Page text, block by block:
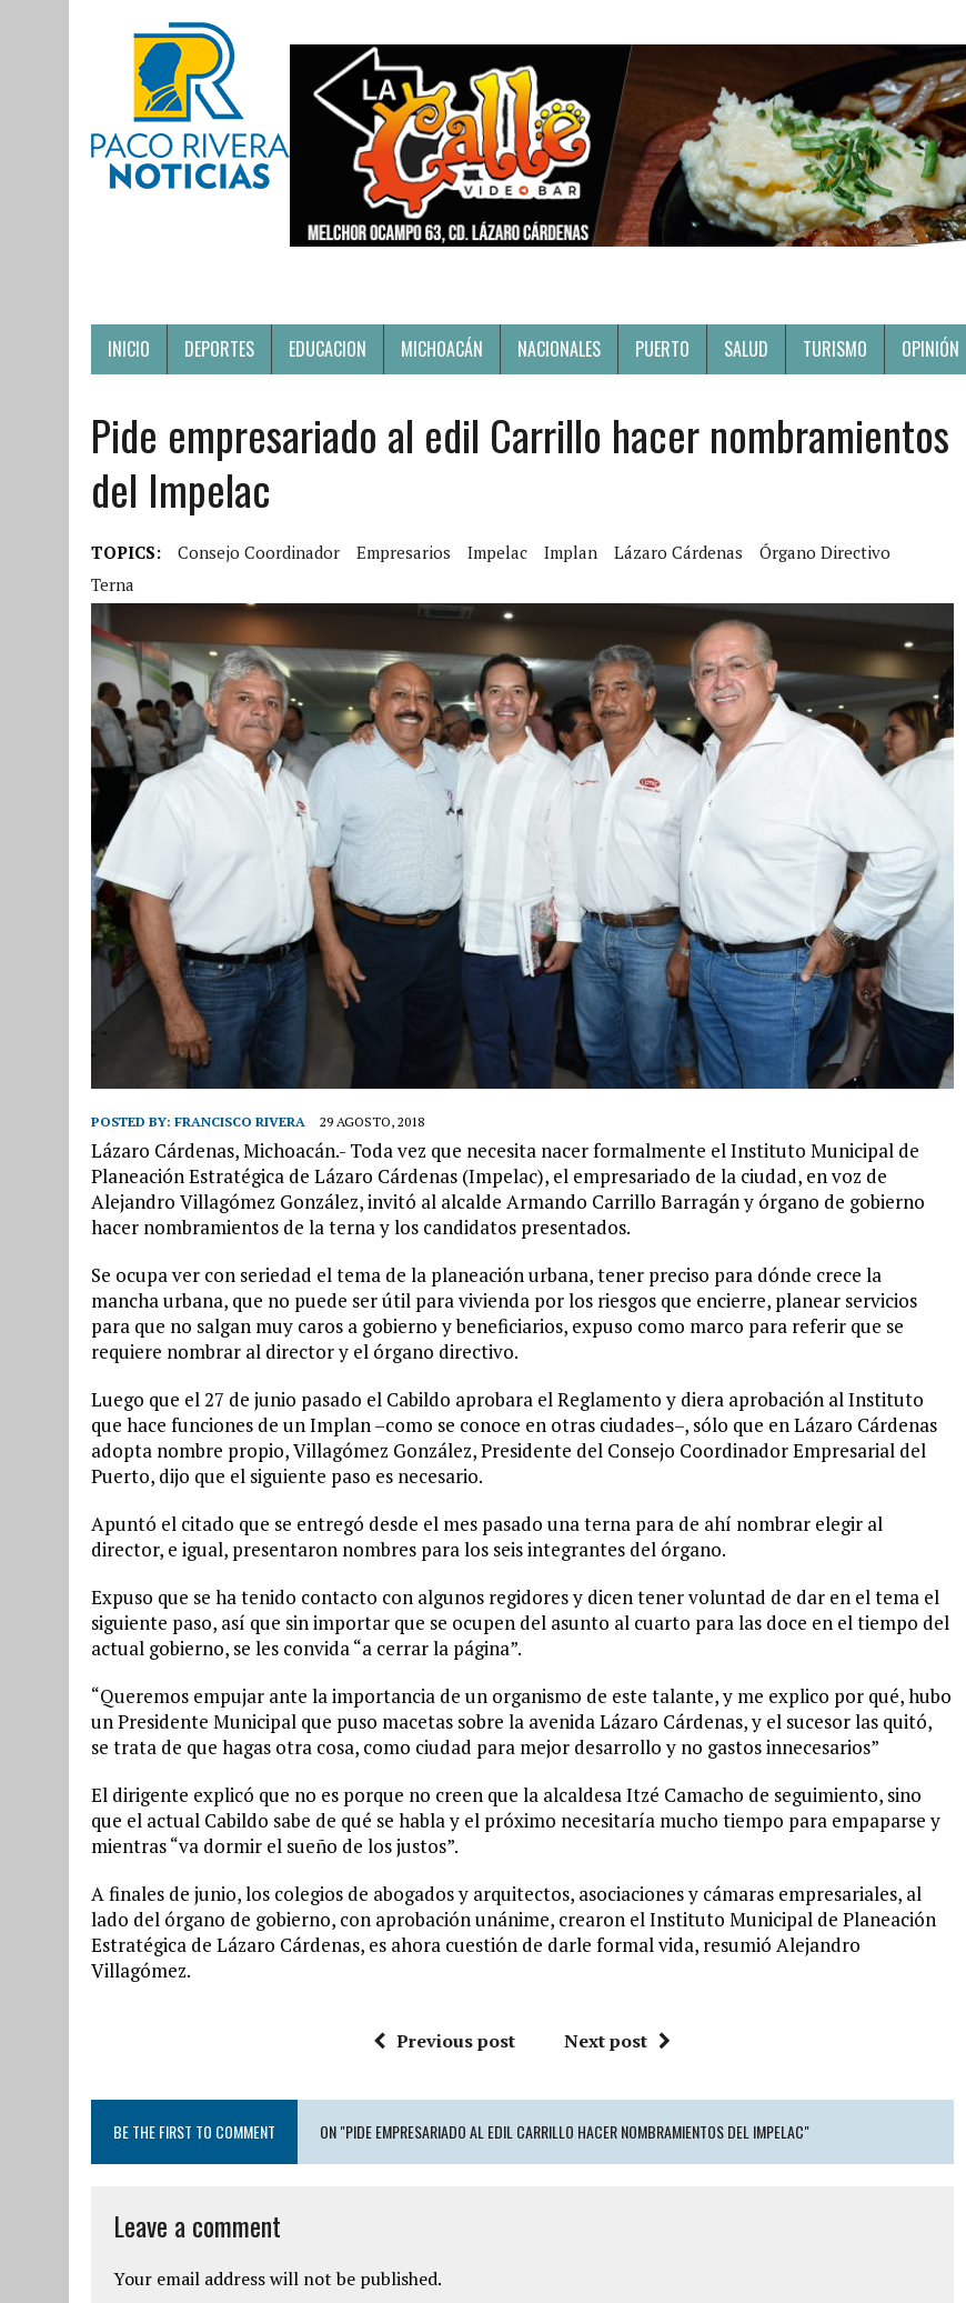
INICIO DEPORTES EDUCACION MICHOACÁN NACIONALES PUERTO SALUD TURISMO OPINIÓN
Pide empresariado al edil Carrillo hacer nombramientos
del Impelac
TOPICS: Consejo Coordinador Empresarios Impelac Implan Lázaro Cárdenas
Órgano Directivo
Terna
POSTED BY: FRANCISCO RIVERA 29 AGOSTO, 2018
Lázaro Cárdenas, Michoacán.- Toda vez que necesita nacer formalmente el Instituto Municipal de
Planeación Estratégica de Lázaro Cárdenas (Impelac), el empresariado de la ciudad, en voz de
Alejandro Villagómez González, invitó al alcalde Armando Carrillo Barragán y órgano de gobierno
hacer nombramientos de la terna y los candidatos presentados.
Se ocupa ver con seriedad el tema de la planeación urbana, tener preciso para dónde crece la
mancha urbana, que no puede ser útil para vivienda por los riesgos que encierre, planear servicios
para que no salgan muy caros a gobierno y beneficiarios, expuso como marco para referir que se
requiere nombrar al director y el órgano directivo.
Luego que el 27 de junio pasado el Cabildo aprobara el Reglamento y diera aprobación al Instituto
que hace funciones de un Implan –como se conoce en otras ciudades–, sólo que en Lázaro Cárdenas
adopta nombre propio, Villagómez González, Presidente del Consejo Coordinador Empresarial del
Puerto, dijo que el siguiente paso es necesario.
Apuntó el citado que se entregó desde el mes pasado una terna para de ahí nombrar elegir al
director, e igual, presentaron nombres para los seis integrantes del órgano.
Expuso que se ha tenido contacto con algunos regidores y dicen tener voluntad de dar en el tema el
siguiente paso, así que sin importar que se ocupen del asunto al cuarto para las doce en el tiempo del
actual gobierno, se les convida “a cerrar la página”.
“Queremos empujar ante la importancia de un organismo de este talante, y me explico por qué, hubo
un Presidente Municipal que puso macetas sobre la avenida Lázaro Cárdenas, y el sucesor las quitó,
se trata de que hagas otra cosa, como ciudad para mejor desarrollo y no gastos innecesarios”
El dirigente explicó que no es porque no creen que la alcaldesa Itzé Camacho de seguimiento, sino
que el actual Cabildo sabe de qué se habla y el próximo necesitaría mucho tiempo para empaparse y
mientras “va dormir el sueño de los justos”.
A finales de junio, los colegios de abogados y arquitectos, asociaciones y cámaras empresariales, al
lado del órgano de gobierno, con aprobación unánime, crearon el Instituto Municipal de Planeación
Estratégica de Lázaro Cárdenas, es ahora cuestión de darle formal vida, resumió Alejandro
Villagómez.
Previous post Next post
BE THE FIRST TO COMMENT ON "PIDE EMPRESARIADO AL EDIL CARRILLO HACER NOMBRAMIENTOS DEL IMPELAC"
Leave a comment
Your email address will not be published.